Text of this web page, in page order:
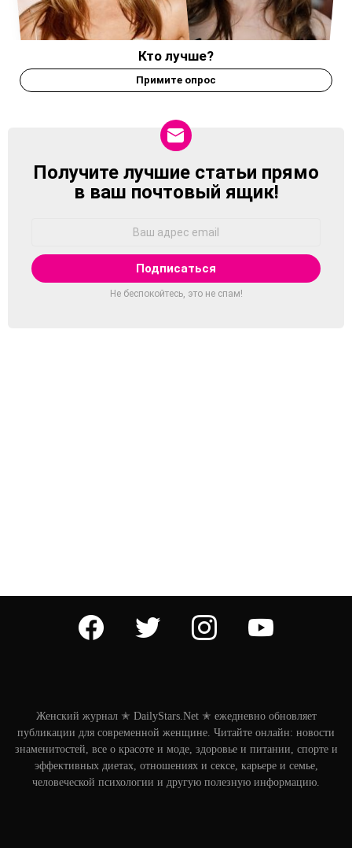
Кто лучше?
Примите опрос
NEWSLETTER
Получите лучшие статьи прямо
в ваш почтовый ящик!
Не беспокойтесь, это не спам!
facebook twitter instagram
Женский журнал ✭ DailyStars.Net ✭ ежедневно обновляет
публикации для современной женщине. Читайте онлайн: новости
знаменитостей, все о красоте и моде, здоровье и питании, спорте и
эффективных диетах, отношениях и сексе, карьере и семье,
человеческой психологии и другую полезную информацию.